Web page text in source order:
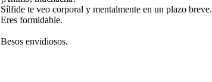
Sílfide te veo corporal y mentalmente en un plazo breve.
Eres formidable.
Besos envidiosos.